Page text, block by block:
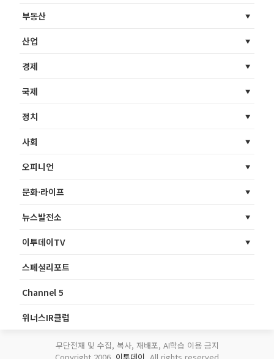
부동산
산업
경제
국제
정치
사회
오피니언
문화·라이프
뉴스발전소
이투데이TV
스페셜리포트
Channel 5
위너스IR클럽
무단전재 및 수집, 복사, 재배포, AI학습 이용 금지